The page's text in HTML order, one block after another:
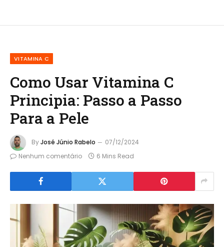
VITAMINA C
Como Usar Vitamina C
Principia: Passo a Passo
Para a Pele
ByJosé Júnio Rabelo
07/12/2024
Nenhum comentário
6 Mins Read